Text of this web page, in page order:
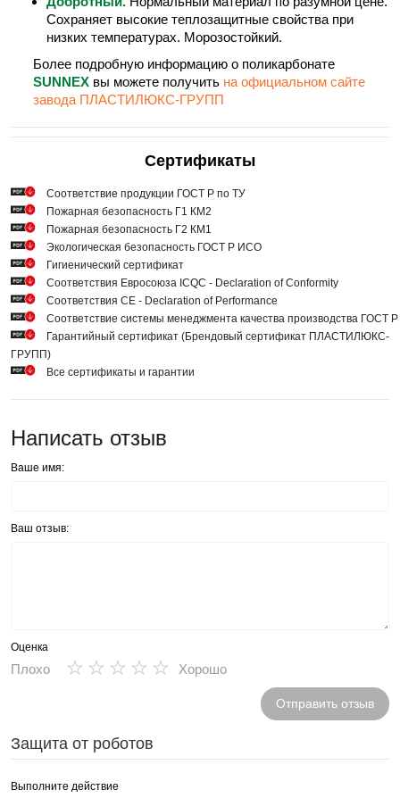
Сохраняет высокие теплозащитные свойства при
низких температурах. Морозостойкий.
Более подробную информацию о поликарбонате
SUNNEX вы можете получить на официальном сайте
завода ПЛАСТИЛЮКС-ГРУПП
Сертификаты
Cоответствие продукции ГОСТ Р по ТУ
Пожарная безопасность Г1 КМ2
Пожарная безопасность Г2 КМ1
Экологическая безопасность ГОСТ Р ИСО
Гигиенический сертификат
Соответствия Евросоюза ICQC - Declaration of Conformity
Соответствия СЕ - Declaration of Performance
Соответствие системы менеджмента качества производства ГОСТ
Гарантийный сертификат (Брендовый сертификат ПЛАСТИЛЮКС-
ГРУПП)
Все сертификаты и гарантии
Написать отзыв
Ваше имя:
Ваш отзыв:
Оценка
Плохо ★
★
★
★
★ Хорошо
Отправить отзыв
Защита от роботов
Выполните действие